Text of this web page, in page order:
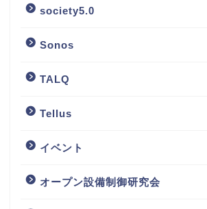
society5.0
Sonos
TALQ
Tellus
イベント
オープン設備制御研究会